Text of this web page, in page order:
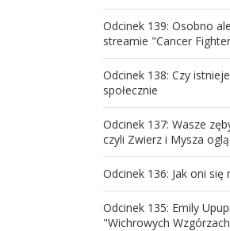
Odcinek 139: Osobno
streamie "Cancer
Odcinek 138: Czy
społecznie
Odcinek 137: Wasze
czyli Zwierz i Mysza
Odcinek 136: Jak oni się
Odcinek 135: Emily
"Wichrowych